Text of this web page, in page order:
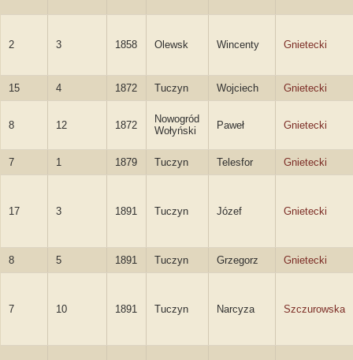
2 3 1858 Olewsk Wincenty Gnietecki
15 4 1872 Tuczyn Wojciech Gnietecki
8 12 1872
Nowogród
Wołyński
Paweł Gnietecki
7 1 1879 Tuczyn Telesfor Gnietecki
17 3 1891 Tuczyn Józef Gnietecki
8 5 1891 Tuczyn Grzegorz Gnietecki
7 10 1891 Tuczyn Narcyza Szczurowska